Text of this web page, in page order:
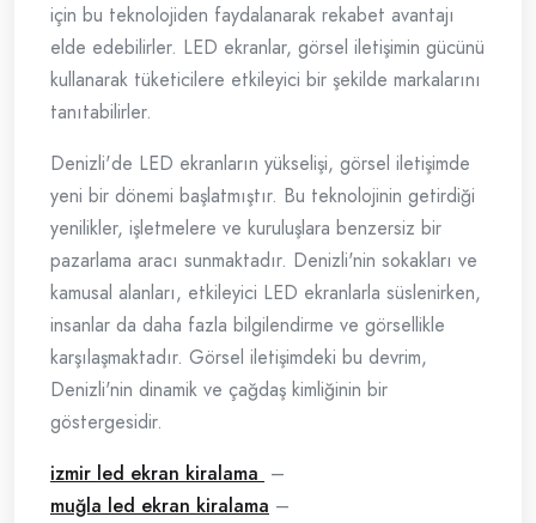
için bu teknolojiden faydalanarak rekabet avantajı
elde edebilirler. LED ekranlar, görsel iletişimin gücünü
kullanarak tüketicilere etkileyici bir şekilde markalarını
tanıtabilirler.
Denizli'de LED ekranların yükselişi, görsel iletişimde
yeni bir dönemi başlatmıştır. Bu teknolojinin getirdiği
yenilikler, işletmelere ve kuruluşlara benzersiz bir
pazarlama aracı sunmaktadır. Denizli'nin sokakları ve
kamusal alanları, etkileyici LED ekranlarla süslenirken,
insanlar da daha fazla bilgilendirme ve görsellikle
karşılaşmaktadır. Görsel iletişimdeki bu devrim,
Denizli'nin dinamik ve çağdaş kimliğinin bir
göstergesidir.
izmir led ekran kiralama –
muğla led ekran kiralama –